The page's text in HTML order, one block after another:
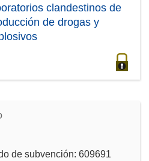
clandestinos de
de drogas y
de subvención: 609691